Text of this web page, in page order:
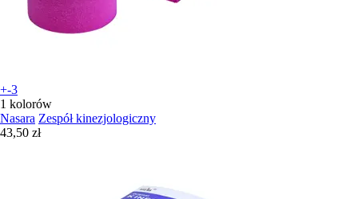
+-3
1 kolorów
Nasara Zespół kinezjologiczny
43,50 zł